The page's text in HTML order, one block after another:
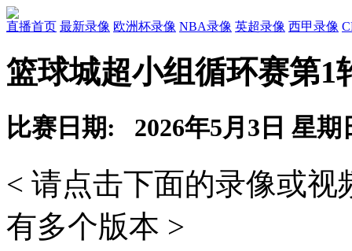
直播首页 最新录像 欧洲杯录像 NBA录像 英超录像 西甲录像
篮球城超小组循环赛第
比赛日期: 2026年5月3日 星期
< 请点击下面的录像或
有多个版本 >